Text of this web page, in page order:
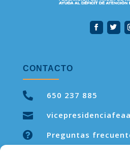
CONTACTO

650 237 885

 Preguntas